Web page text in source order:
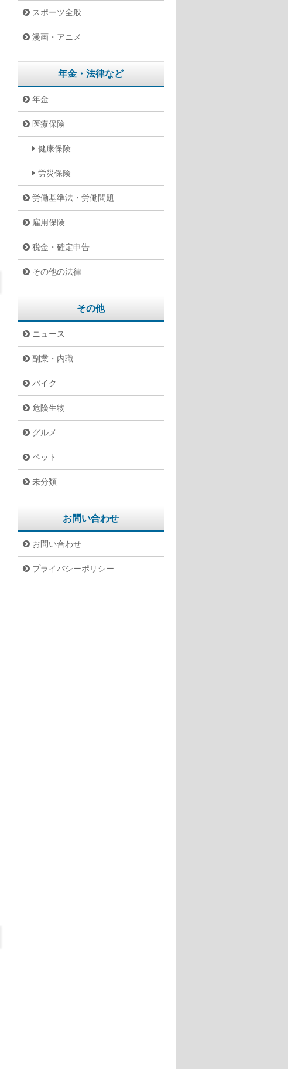
スポーツ全般
漫画・アニメ
年金・法律など
年金
医療保険
健康保険
労災保険
労働基準法・労働問題
雇用保険
税金・確定申告
その他の法律
その他
ニュース
副業・内職
バイク
危険生物
グルメ
ペット
未分類
お問い合わせ
お問い合わせ
プライバシーポリシー